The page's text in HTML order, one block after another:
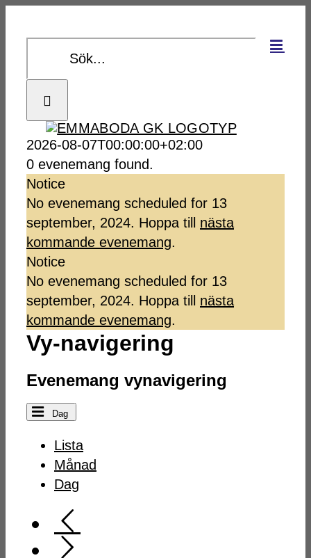
2026-08-07T00:00:00+02:00
0 evenemang found.
Evenemang
for
13
september,
2024
Notice
No evenemang scheduled for 13
september, 2024. Hoppa till nästa
kommande evenemang.
Notice
No evenemang scheduled for 13
september, 2024. Hoppa till nästa
kommande evenemang.
Vy-navigering
Evenemang vynavigering
Dag
Lista
Månad
Dag